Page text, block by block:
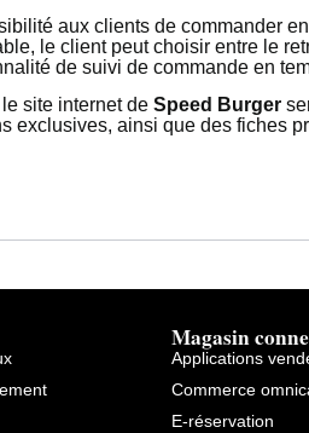
aux clients de commander
le client peut choisir entre le
de suivi de commande en
site internet de Speed Burger
exclusives, ainsi que des fiches
Magasin
Applications
Commerce
E-réservation